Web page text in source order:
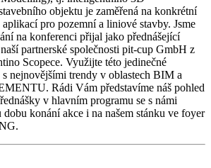
objektu je zaměřená na konkrétní
pro pozemní a liniové stavby. Jsme
na konferenci přijal jako přednášející
partnerské společnosti pit-cup GmbH z
Scopece. Využijte této jedinečné
s nejnovějšími trendy v oblastech BIM a
Rádi Vám představíme náš pohled
v hlavním programu se s námi
dobu konání akce i na našem stánku ve foyer